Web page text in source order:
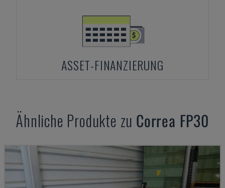
ASSET-FINANZIERUNG
Ähnliche Produkte zu Correa FP30